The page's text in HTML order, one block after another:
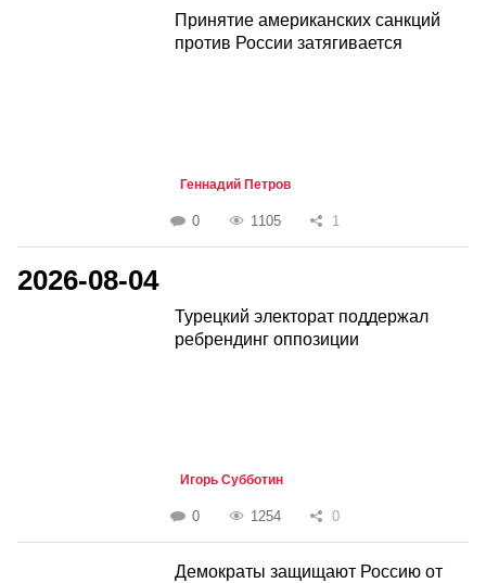
Принятие американских санкций
против России затягивается
Геннадий Петров
0 1105 1
2026-08-04
Турецкий электорат поддержал
ребрендинг оппозиции
Игорь Субботин
0 1254 0
Демократы защищают Россию от